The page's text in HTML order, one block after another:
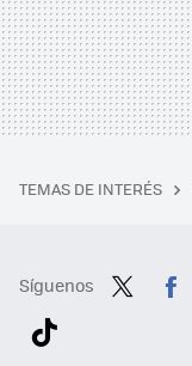
TEMAS DE INTERÉS
Síguenos